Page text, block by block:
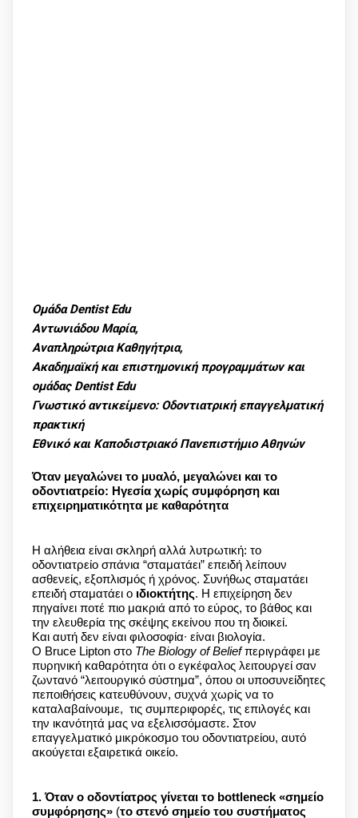
Ομάδα Dentist Edu
Αντωνιάδου Μαρία,
Αναπληρώτρια Καθηγήτρια,
Ακαδημαϊκή και επιστημονική προγραμμάτων και
ομάδας Dentist Edu
Γνωστικό αντικείμενο: Οδοντιατρική επαγγελματική
πρακτική
Εθνικό και Καποδιστριακό Πανεπιστήμιο Αθηνών
Όταν μεγαλώνει το μυαλό, μεγαλώνει και το
οδοντιατρείο: Ηγεσία χωρίς συμφόρηση και
επιχειρηματικότητα με καθαρότητα
Η αλήθεια είναι σκληρή αλλά λυτρωτική: το
οδοντιατρείο σπάνια “σταματάει” επειδή λείπουν
ασθενείς, εξοπλισμός ή χρόνος. Συνήθως σταματάει
επειδή σταματάει ο ιδιοκτήτης. Η επιχείρηση δεν
πηγαίνει ποτέ πιο μακριά από το εύρος, το βάθος και
την ελευθερία της σκέψης εκείνου που τη διοικεί.
Και αυτή δεν είναι φιλοσοφία∙ είναι βιολογία.
Ο Bruce Lipton στο The Biology of Beliefπεριγράφει με
πυρηνική καθαρότητα ότι ο εγκέφαλος λειτουργεί σαν
ζωντανό “λειτουργικό σύστημα”, όπου οι υποσυνείδητες
πεποιθήσεις κατευθύνουν, συχνά χωρίς να το
καταλαβαίνουμε, τις συμπεριφορές, τις επιλογές και
την ικανότητά μας να εξελισσόμαστε. Στον
επαγγελματικό μικρόκοσμο του οδοντιατρείου, αυτό
ακούγεται εξαιρετικά οικείο.
1. Όταν ο οδοντίατρος γίνεται το bottleneck «σημείο
συμφόρησης» (το στενό σημείο του συστήματος